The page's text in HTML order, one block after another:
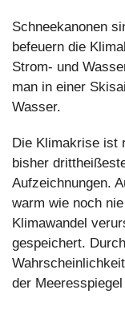
Schneekanonen
befeuern die
Strom- und
man in einer
Wasser.
Die Klimakrise ist
bisher
Aufzeichnungen.
warm wie noch
Klimawandel
gespeichert.
der